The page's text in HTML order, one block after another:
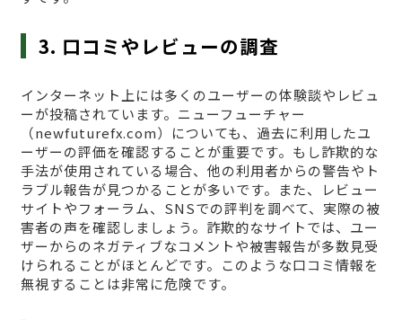
3. 口コミやレビューの調査
インターネット上には多くのユーザーの体験談やレビュ
ーが投稿されています。ニューフューチャー
（newfuturefx.com）についても、過去に利用したユ
ーザーの評価を確認することが重要です。もし詐欺的な
手法が使用されている場合、他の利用者からの警告やト
ラブル報告が見つかることが多いです。また、レビュー
サイトやフォーラム、SNSでの評判を調べて、実際の被
害者の声を確認しましょう。詐欺的なサイトでは、ユー
ザーからのネガティブなコメントや被害報告が多数見受
けられることがほとんどです。このような口コミ情報を
無視することは非常に危険です。